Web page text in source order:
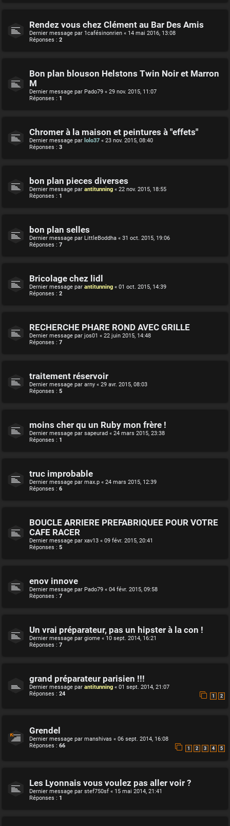
Rendez vous chez Clément au Bar Des Amis
Dernier message par 1cafésinonrien « 14 mai 2016, 13:08
Réponses : 2
Bon plan blouson Helstons Twin Noir et Marron
M
Dernier message par Pado79 « 29 nov. 2015, 11:07
Réponses : 1
Chromer à la maison et peintures à "effets"
Dernier message par lolo37 « 23 nov. 2015, 08:40
Réponses : 3
bon plan pieces diverses
Dernier message par antitunning « 22 nov. 2015, 18:55
Réponses : 1
bon plan selles
Dernier message par LittleBoddha « 31 oct. 2015, 19:06
Réponses : 7
Bricolage chez lidl
Dernier message par antitunning « 01 oct. 2015, 14:39
Réponses : 2
RECHERCHE PHARE ROND AVEC GRILLE
Dernier message par jos01 « 22 juin 2015, 14:48
Réponses : 7
traitement réservoir
Dernier message par arny « 29 avr. 2015, 08:03
Réponses : 5
moins cher qu un Ruby mon frère !
Dernier message par sapeurad « 24 mars 2015, 23:38
Réponses : 1
truc improbable
Dernier message par max.p « 24 mars 2015, 12:39
Réponses : 6
BOUCLE ARRIERE PREFABRIQUEE POUR VOTRE
CAFE RACER
Dernier message par xav13 « 09 févr. 2015, 20:41
Réponses : 5
enov innove
Dernier message par Pado79 « 04 févr. 2015, 09:58
Réponses : 7
Un vrai préparateur, pas un hipster à la con !
Dernier message par giome « 10 sept. 2014, 16:21
Réponses : 7
grand préparateur parisien !!!
Dernier message par antitunning « 01 sept. 2014, 21:07
Réponses : 24 1 2
Grendel
Dernier message par manshivas « 06 sept. 2014, 16:08
Réponses : 66 1 2 3 4 5
Les Lyonnais vous voulez pas aller voir ?
Dernier message par stef750sf « 15 mai 2014, 21:41
Réponses : 1